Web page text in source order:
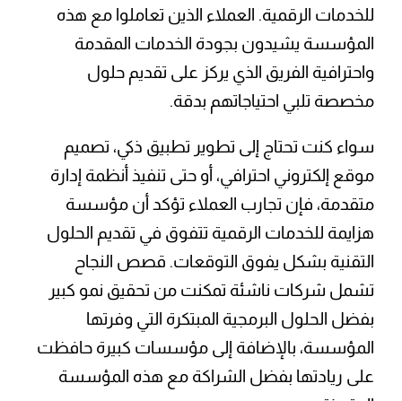
للخدمات الرقمية. العملاء الذين تعاملوا مع هذه
المؤسسة يشيدون بجودة الخدمات المقدمة
واحترافية الفريق الذي يركز على تقديم حلول
مخصصة تلبي احتياجاتهم بدقة.
سواء كنت تحتاج إلى تطوير تطبيق ذكي، تصميم
موقع إلكتروني احترافي، أو حتى تنفيذ أنظمة إدارة
متقدمة، فإن تجارب العملاء تؤكد أن مؤسسة
هزايمة للخدمات الرقمية تتفوق في تقديم الحلول
التقنية بشكل يفوق التوقعات. قصص النجاح
تشمل شركات ناشئة تمكنت من تحقيق نمو كبير
بفضل الحلول البرمجية المبتكرة التي وفرتها
المؤسسة، بالإضافة إلى مؤسسات كبيرة حافظت
على ريادتها بفضل الشراكة مع هذه المؤسسة